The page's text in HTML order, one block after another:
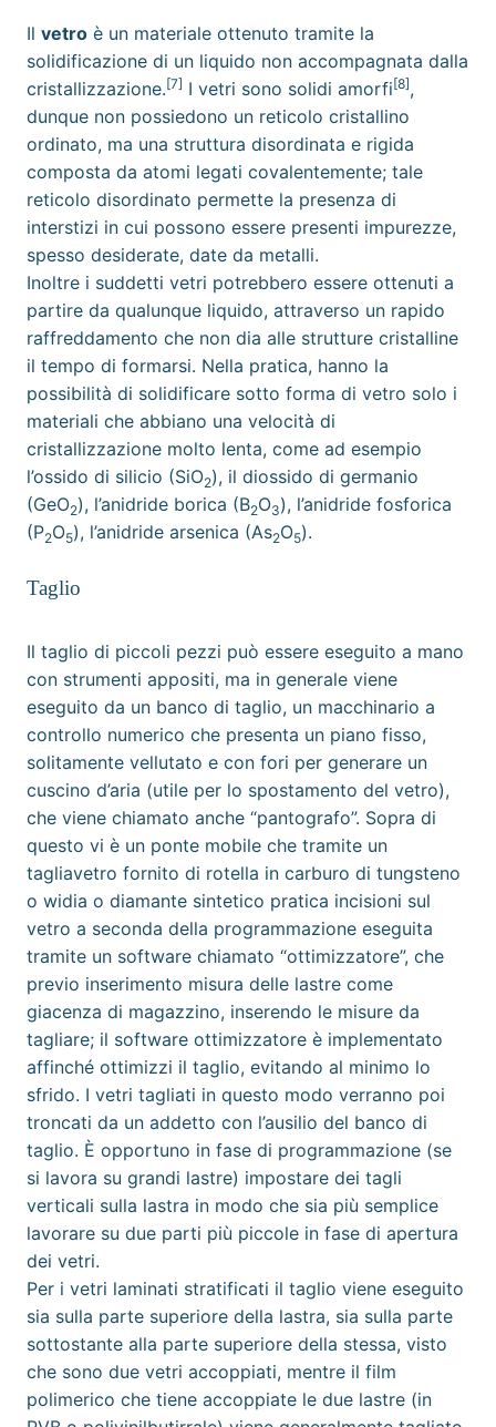
Il vetro è un materiale ottenuto tramite la
solidificazione di un liquido non accompagnata dalla
cristallizzazione.[7] I vetri sono solidi amorfi[8],
dunque non possiedono un reticolo cristallino
ordinato, ma una struttura disordinata e rigida
composta da atomi legati covalentemente; tale
reticolo disordinato permette la presenza di
interstizi in cui possono essere presenti impurezze,
spesso desiderate, date da metalli.
Inoltre i suddetti vetri potrebbero essere ottenuti a
partire da qualunque liquido, attraverso un rapido
raffreddamento che non dia alle strutture cristalline
il tempo di formarsi. Nella pratica, hanno la
possibilità di solidificare sotto forma di vetro solo i
materiali che abbiano una velocità di
cristallizzazione molto lenta, come ad esempio
l’ossido di silicio (SiO2), il diossido di germanio
(GeO2), l’anidride borica (B2O3), l’anidride fosforica
(P2O5), l’anidride arsenica (As2O5).
Taglio
Il taglio di piccoli pezzi può essere eseguito a mano
con strumenti appositi, ma in generale viene
eseguito da un banco di taglio, un macchinario a
controllo numerico che presenta un piano fisso,
solitamente vellutato e con fori per generare un
cuscino d’aria (utile per lo spostamento del vetro),
che viene chiamato anche “pantografo”. Sopra di
questo vi è un ponte mobile che tramite un
tagliavetro fornito di rotella in carburo di tungsteno
o widia o diamante sintetico pratica incisioni sul
vetro a seconda della programmazione eseguita
tramite un software chiamato “ottimizzatore”, che
previo inserimento misura delle lastre come
giacenza di magazzino, inserendo le misure da
tagliare; il software ottimizzatore è implementato
affinché ottimizzi il taglio, evitando al minimo lo
sfrido. I vetri tagliati in questo modo verranno poi
troncati da un addetto con l’ausilio del banco di
taglio. È opportuno in fase di programmazione (se
si lavora su grandi lastre) impostare dei tagli
verticali sulla lastra in modo che sia più semplice
lavorare su due parti più piccole in fase di apertura
dei vetri.
Per i vetri laminati stratificati il taglio viene eseguito
sia sulla parte superiore della lastra, sia sulla parte
sottostante alla parte superiore della stessa, visto
che sono due vetri accoppiati, mentre il film
polimerico che tiene accoppiate le due lastre (in